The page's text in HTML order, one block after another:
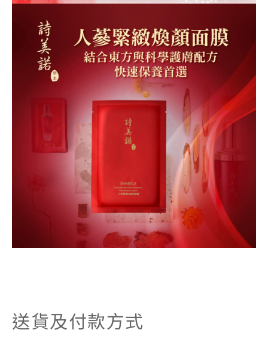
送貨及付款方式